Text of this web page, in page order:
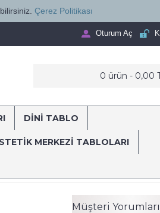
Çerez Politikası
Oturum Aç
0 ürün - 0,00
DİNİ TABLO
MERKEZI TABLOLARI
dsc830 Ağız ve Diş Polikliniği, Dişçi
Müşteri Yorumları